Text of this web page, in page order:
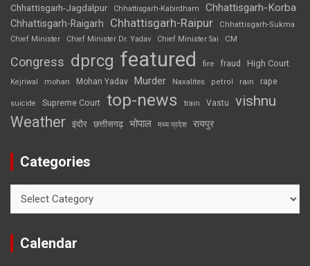
Chhattisgarh-Jagdalpur Chhattisgarh-Kabirdham Chhattisgarh-Korba
Chhattisgarh-Raigarh Chhattisgarh-Raipur
Chhattisgarh-Sukma
Chief Minister
Chief Minister Dr. Yadav Chief Minister Sai CM
Congress dprcg featured fire fraud High Court
Kejriwal mohan Mohan Yadav Murder Naxalites petrol rain rape
suicide Supreme Court top-news train Vastu vishnu
Weather इंदौर छत्तीसगढ़ भोपाल मध्य प्रदेश रायपुर
Categories
Calendar